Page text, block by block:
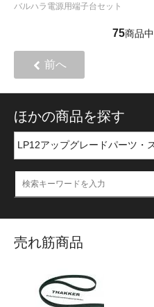
バルハラ電源用端子台セット
75商品中
前へ
ほかの商品を探す
売れ筋商品